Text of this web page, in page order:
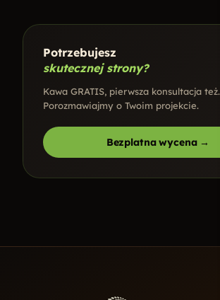
Potrzebujesz
skutecznej strony?
Kawa GRATIS, pierwsza konsultacja też.
Porozmawiajmy o Twoim projekcie.
Bezplatna wycena →